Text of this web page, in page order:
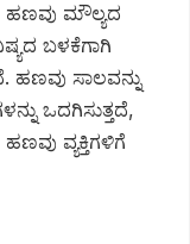
ಹಣವು ಮೌಲ್ಯದ
ಬಳಕೆಗಾಗಿ
ಹಣವು ಸಾಲವನ್ನು
ಒದಗಿಸುತ್ತದೆ,
ವ್ಯಕ್ತಿಗಳಿಗೆ